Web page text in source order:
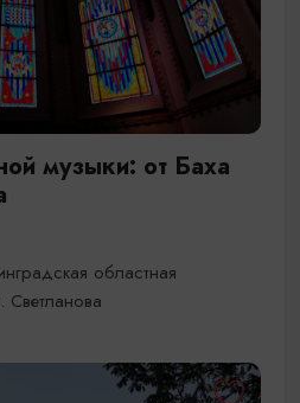
музыки: от Баха
областная